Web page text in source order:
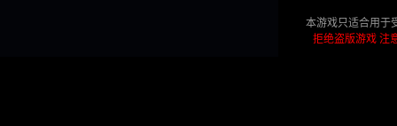
本游戏只适合用于
拒绝盗版游戏 注